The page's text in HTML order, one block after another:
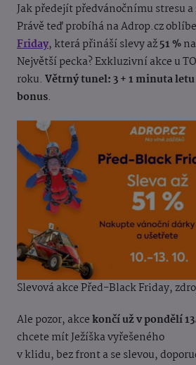
Jak předejít předvánočnímu stresu a
Právě teď probíhá na Adrop.cz
Friday, která přináší slevy až51 %
Největší pecka? Exkluzivní akce u
roku. Větrný tunel: 3 + 1 minuta
bonus.
Slevová akce Před-Black Friday, z
Ale pozor, akcekončí už v pondělí
chcete mít Ježíška vyřešeného
v klidu, bez front a se slevou,